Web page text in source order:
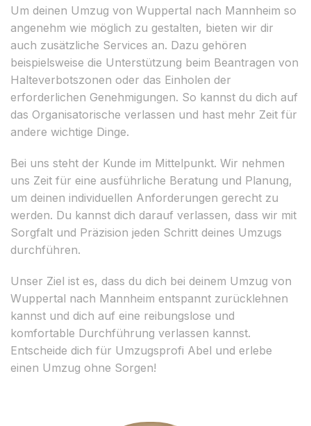
Um deinen Umzug von Wuppertal nach Mannheim so
angenehm wie möglich zu gestalten, bieten wir dir
auch zusätzliche Services an. Dazu gehören
beispielsweise die Unterstützung beim Beantragen von
Halteverbotszonen oder das Einholen der
erforderlichen Genehmigungen. So kannst du dich auf
das Organisatorische verlassen und hast mehr Zeit für
andere wichtige Dinge.
Bei uns steht der Kunde im Mittelpunkt. Wir nehmen
uns Zeit für eine ausführliche Beratung und Planung,
um deinen individuellen Anforderungen gerecht zu
werden. Du kannst dich darauf verlassen, dass wir mit
Sorgfalt und Präzision jeden Schritt deines Umzugs
durchführen.
Unser Ziel ist es, dass du dich bei deinem Umzug von
Wuppertal nach Mannheim entspannt zurücklehnen
kannst und dich auf eine reibungslose und
komfortable Durchführung verlassen kannst.
Entscheide dich für Umzugsprofi Abel und erlebe
einen Umzug ohne Sorgen!